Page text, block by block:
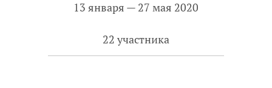
13 января — 27 мая 2020
22 участника